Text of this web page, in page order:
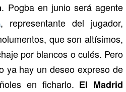
. Pogba en junio será agente
, representante del jugador,
que son altísimos,
por blancos o culés. Pero
ya hay un deseo expreso de
en ficharlo. El Madrid